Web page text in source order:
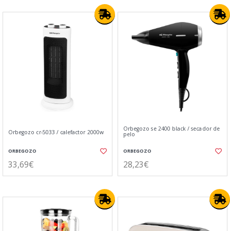
Orbegozo cr-5033 / calefactor 2000w
ORBEGOZO
33,69€
Orbegozo se 2400 black / secador de
pelo
ORBEGOZO
28,23€